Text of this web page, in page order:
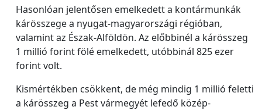
Hasonlóan jelentősen emelkedett a kontármunkák
kárösszege a nyugat-magyarországi régióban,
valamint az Észak-Alföldön. Az előbbinél a kárösszeg
1 millió forint fölé emelkedett, utóbbinál 825 ezer
forint volt.
Kismértékben csökkent, de még mindig 1 millió feletti
a kárösszeg a Pest vármegyét lefedő közép-